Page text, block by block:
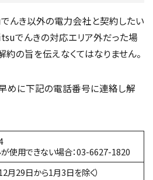
んき以外の電力会社と契約したい
でんきの対応エリア外だった場
の旨を伝えなくてはなりません。
めに下記の電話番号に連絡し解
が使用できない場合：03-6627-1820
月29日から1月3日を除く）